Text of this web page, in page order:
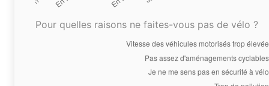
Pour quelles raisons ne faites-vous pas de vélo ?